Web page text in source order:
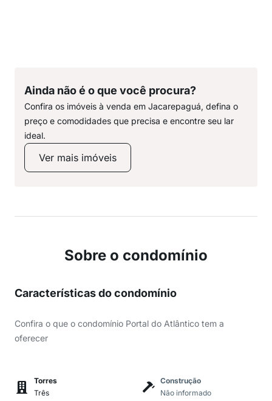
Ainda não é o que você procura?
Confira os imóveis à venda em Jacarepaguá, defina o
preço e comodidades que precisa e encontre seu lar
ideal.
Ver mais imóveis
Sobre o condomínio
Características do condomínio
Confira o que o condomínio Portal do Atlântico tem a
oferecer
Torres
Três
Construção
Não informado